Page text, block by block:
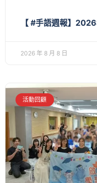
【 #手語週報】
2026 年 8 月 8 日
活動回顧